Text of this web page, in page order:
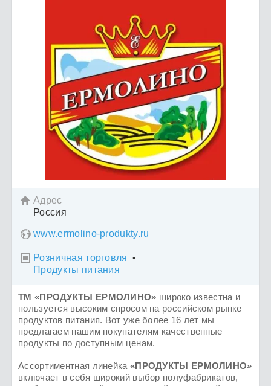
 Адрес
Россия
www.ermolino-produkty.ru
 Розничная торговля •
Продукты питания
ТМ «ПРОДУКТЫ ЕРМОЛИНО» широко известна и
пользуется высоким спросом на российском рынке
продуктов питания. Вот уже более 16 лет мы
предлагаем нашим покупателям качественные
продукты по доступным ценам.
Ассортиментная линейка «ПРОДУКТЫ ЕРМОЛИНО»
включает в себя широкий выбор полуфабрикатов,